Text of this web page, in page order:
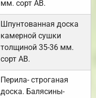
мм. сорт АВ.
Шпунтованная доска
камерной сушки
толщиной 35-36 мм.
сорт АВ.
Перила- строганая
доска. Балясины-